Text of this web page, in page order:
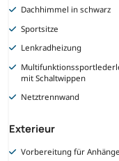
Dachhimmel in schwarz
Sportsitze
Lenkradheizung
mit Schaltwippen
Netztrennwand
Exterieur
Vorbereitung für